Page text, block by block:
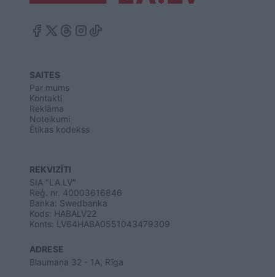
SAITES
Par mums
Kontakti
Reklāma
Noteikumi
Ētikas kodekss
REKVIZĪTI
SIA "LA.LV"
Reģ. nr. 40003616846
Banka: Swedbanka
Kods: HABALV22
Konts: LV64HABA0551043479309
ADRESE
Blaumaņa 32 - 1A, Rīga